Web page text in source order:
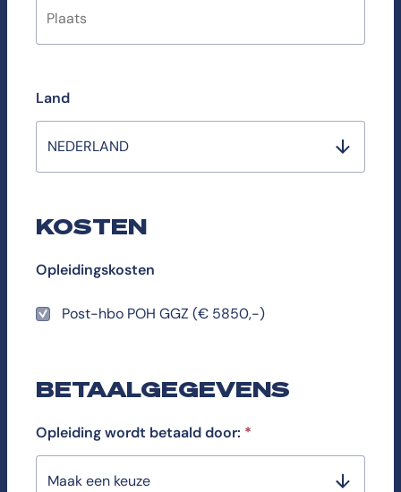
Land
NEDERLAND
KOSTEN
Opleidingskosten
Post-hbo POH GGZ (€ 5850,-)
BETAALGEGEVENS
Opleiding wordt betaald door: *
Maak een keuze